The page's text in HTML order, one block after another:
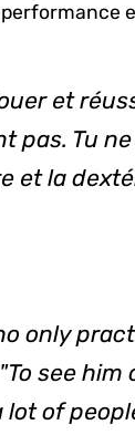
et
pas. Tu
et la
only
see him
of